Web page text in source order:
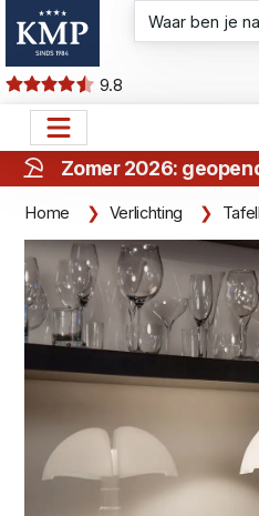
9.8
Zomer 2026:
Home Verlichting